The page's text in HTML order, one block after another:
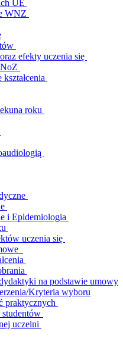
UE
WNZ
efekty uczenia się
roku
i Epidemiologia
uczenia się
na podstawie umowy
Kryteria wyboru
praktycznych
studentów
uczelni